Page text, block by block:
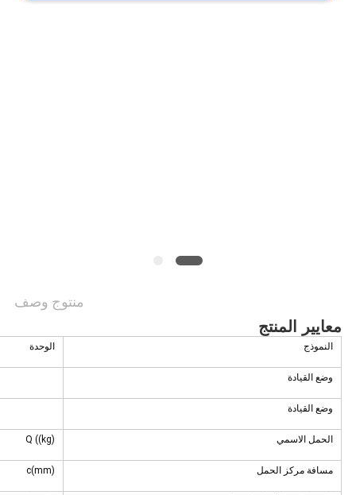
منتوج وصف
معايير المنتج
النموذج الوحدة
وضع القيادة
وضع القيادة
الحمل الاسمي Q ((kg)
مسافة مركز الحمل c(mm)